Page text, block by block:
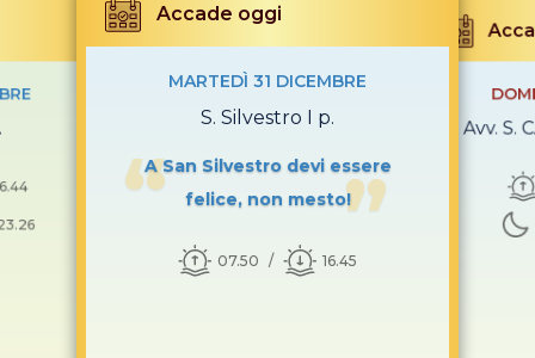
Accade oggi
MARTEDÌ 31 DICEMBRE
S. Silvestro I p.
A San Silvestro devi essere
felice, non mesto!
07.50 16.45
1ª Avv.